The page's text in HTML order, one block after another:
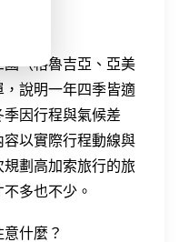
（格魯吉亞、亞美
說明一年四季皆適
因行程與氣候差
以實際行程動線與
劃高加索旅行的旅
多也不少。
什麼？